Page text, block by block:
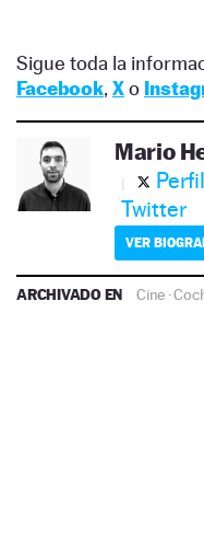
Sigue toda la
Facebook, Xo
Mario
Twitter
VER
ARCHIVADO EN Cine ·